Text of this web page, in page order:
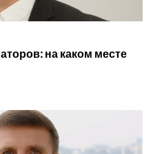
на каком месте